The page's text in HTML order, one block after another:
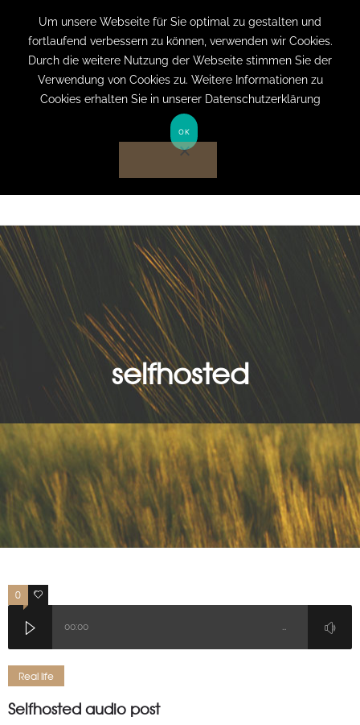
+49 (0) 151 19079060 info@privatpraxis-
bertram.de
Anmelden auf Website
selfhosted
00:00 …
0 3
Real life
Selfhosted audio post
Um unsere Webseite für Sie optimal zu gestalten und
fortlaufend verbessern zu können, verwenden wir Cookies.
Durch die weitere Nutzung der Webseite stimmen Sie der
Verwendung von Cookies zu. Weitere Informationen zu
Cookies erhalten Sie in unserer Datenschutzerklärung
OK